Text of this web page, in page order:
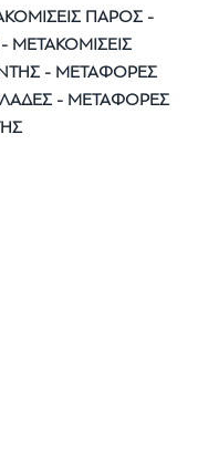
ΠΑΡΟΣ -
ΜΕΤΑΚΟΜΙΣΕΙΣ
- ΜΕΤΑΦΟΡΕΣ
- ΜΕΤΑΦΟΡΕΣ